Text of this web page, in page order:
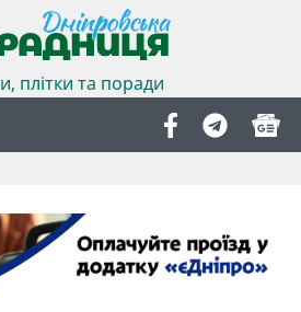
плітки та поради